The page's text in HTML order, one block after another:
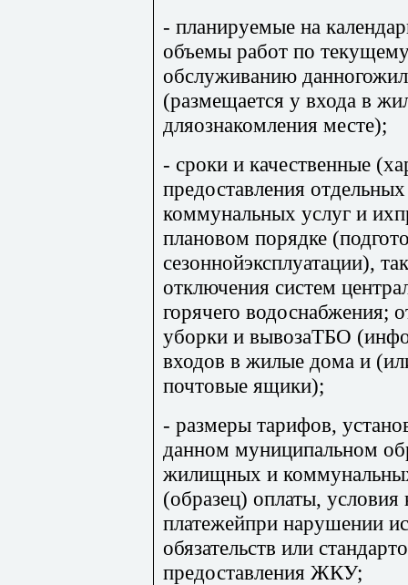
- планируемые на
объемы работ по
обслуживанию
(размещается у входа в
дляознакомления месте);
- сроки и качественные
предоставления
коммунальных услуг и
плановом порядке
сезоннойэксплуатации),
отключения систем
горячего водоснабжения;
уборки и вывозаТБО
входов в жилые дома и
почтовые ящики);
- размеры тарифов,
данном муниципальном
жилищных и
(образец) оплаты, условия
платежейпри нарушении
обязательств или
предоставления ЖКУ;